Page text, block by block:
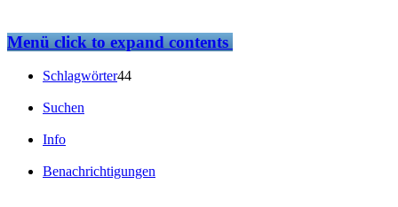
Menüclick to expand contents
Schlagwörter44
Suchen
Info
Benachrichtigungen